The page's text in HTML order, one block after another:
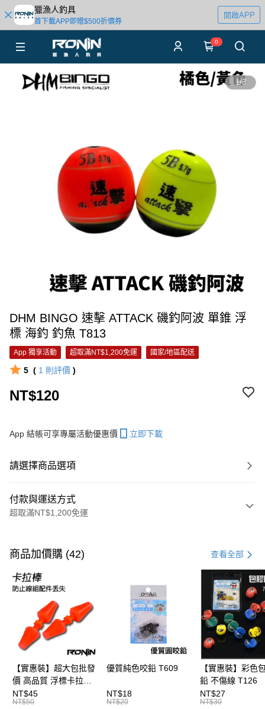
獵漁人釣具
首下載APP即贈$500折價券
開啟APP
0
1/3
DHM BINGO 速擊 ATTACK 磯釣阿波 單錐 浮
標 海釣 釣魚 T813
App 獨享活動 超取滿NT$1,200免運 國家/地區配送
5 ( 1 則評價 )
NT$120
App 結帳可享專屬活動優惠價 立即下載
請選擇商品選項
付款與運送方式
超取滿NT$1,200免運
信用卡一次付款
信用卡分期付款
3 期 0 利率 每期 21家銀行
合作金庫商業銀行
第一商業銀行
華南商業銀行
彰化商業銀行
上海商業儲蓄銀行
台北富邦商業銀行
國泰世華商業銀行
兆豐國際商業銀行
臺灣中小企業銀行
台中商業銀行
匯豐（台灣）商業銀行
華泰商業銀行
聯邦商業銀行
元大商業銀行
超商取貨付款
Apple Pay
悠遊付
大哥付你分期
商品加價購 (42) 查看全部
【實惠裝】超大包批發
價 高品質 浮標卡拉棒
20入 T086
NT$45
NT$50
優質純色咬鉛 T609
NT$18
NT$20
【實惠裝】彩色
鉛 不傷線 T126
NT$27
NT$30